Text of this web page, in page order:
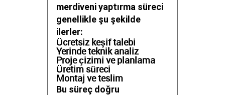
merdiveni yaptırma süreci
genellikle şu şekilde
ilerler:
Ücretsiz keşif talebi
Yerinde teknik analiz
Proje çizimi ve planlama
Üretim süreci
Montaj ve teslim
Bu süreç doğru